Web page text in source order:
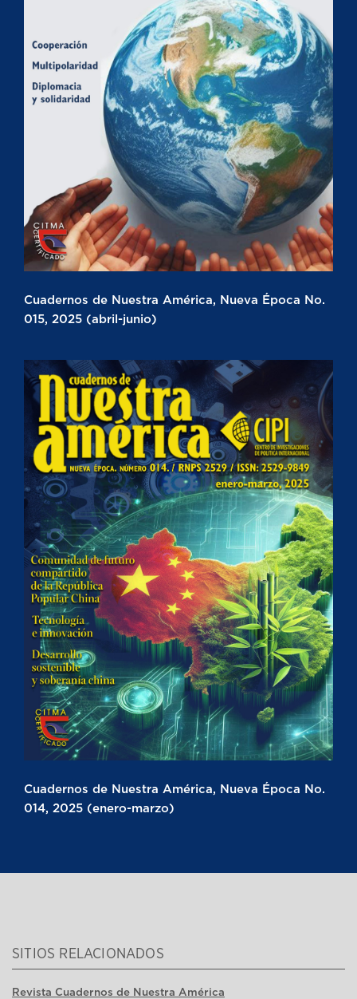
Cuadernos de Nuestra América, Nueva Época No.
015, 2025 (abril-junio)
Cuadernos de Nuestra América, Nueva Época No.
014, 2025 (enero-marzo)
SITIOS RELACIONADOS
Revista Cuadernos de Nuestra América